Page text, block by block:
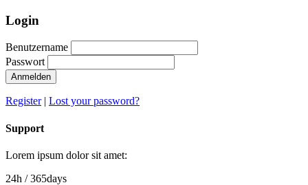
Login
Benutzername
Passwort
Anmelden
Register| Lost your password?
Support
Lorem ipsum dolor sit amet:
24h / 365days